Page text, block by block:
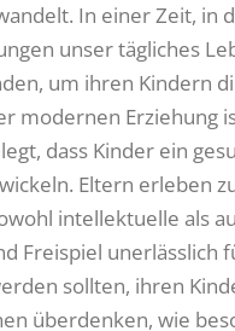
In einer Zeit, in
unser tägliches
um ihren Kindern
modernen Erziehung
dass Kinder ein
Eltern erleben
intellektuelle als
Freispiel
sollten, ihren
überdenken, wie